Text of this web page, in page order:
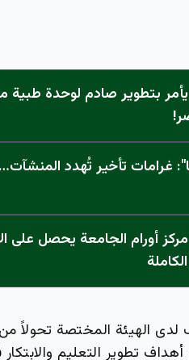
بتطوير صادم لوحدة
غرامات تأخير تُهدد
الهيئة المختصة تحولاً من
تطوير التعليم